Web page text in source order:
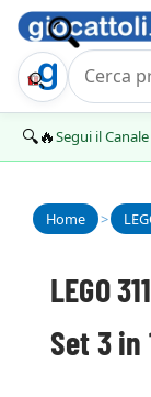
Trova Regalo
🔍🔥Segui il
Home >
LEGO
Set 3 in